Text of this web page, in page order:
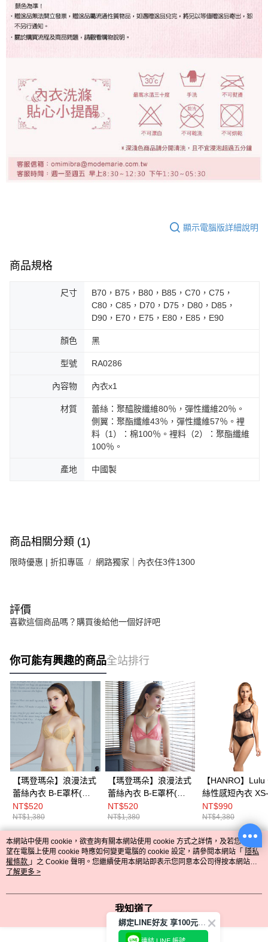
顯示電腦版詳細說明
商品規格
尺寸
B70，B75，B80，B85，C70，C75，
C80，C85，D70，D75，D80，D85，
D90，E70，E75，E80，E85，E90
顏色 黑
型號 RA0286
內容物 內衣x1
材質
蕾絲：聚醯胺纖維80％，彈性纖維20％。
側翼：聚酯纖維43％，彈性纖維57％。裡
料（1）：棉100％。裡料（2）：聚酯纖維
100％。
產地 中國製
商品相關分類 (1)
限時優惠 | 折扣專區 網路獨家｜內衣任3件1300
評價
喜歡這個商品嗎？購買後給他一個好評吧
你可能有興趣的商品全站排行
【瑪登瑪朵】浪漫法式
蕾絲內衣 B-E罩杯(星
鑽膚)
NT$520
NT$1,380
【瑪登瑪朵】浪漫法式
蕾絲內衣 B-E罩杯(彩
紙粉)
NT$520
NT$1,380
【HANRO】Lulu
絲性感短內衣
(黑)
NT$990
NT$4,380
熱門標籤
本網站中使用 cookie，欲查詢有關本網站使用 cookie 方式之詳情，及若您不希
望在電腦上使用 cookie 時應如何變更電腦的 cookie 設定，請參閱本網站「 隱私
權條款 」之 Cookie 聲明。您繼續使用本網站即表示您同意本公司得按本網站使
用條款之 Cookie 聲明使用 cookie。
了解更多 >
我知道了
綁定LINE好友 享100元折價券
連結 LINE 帳號